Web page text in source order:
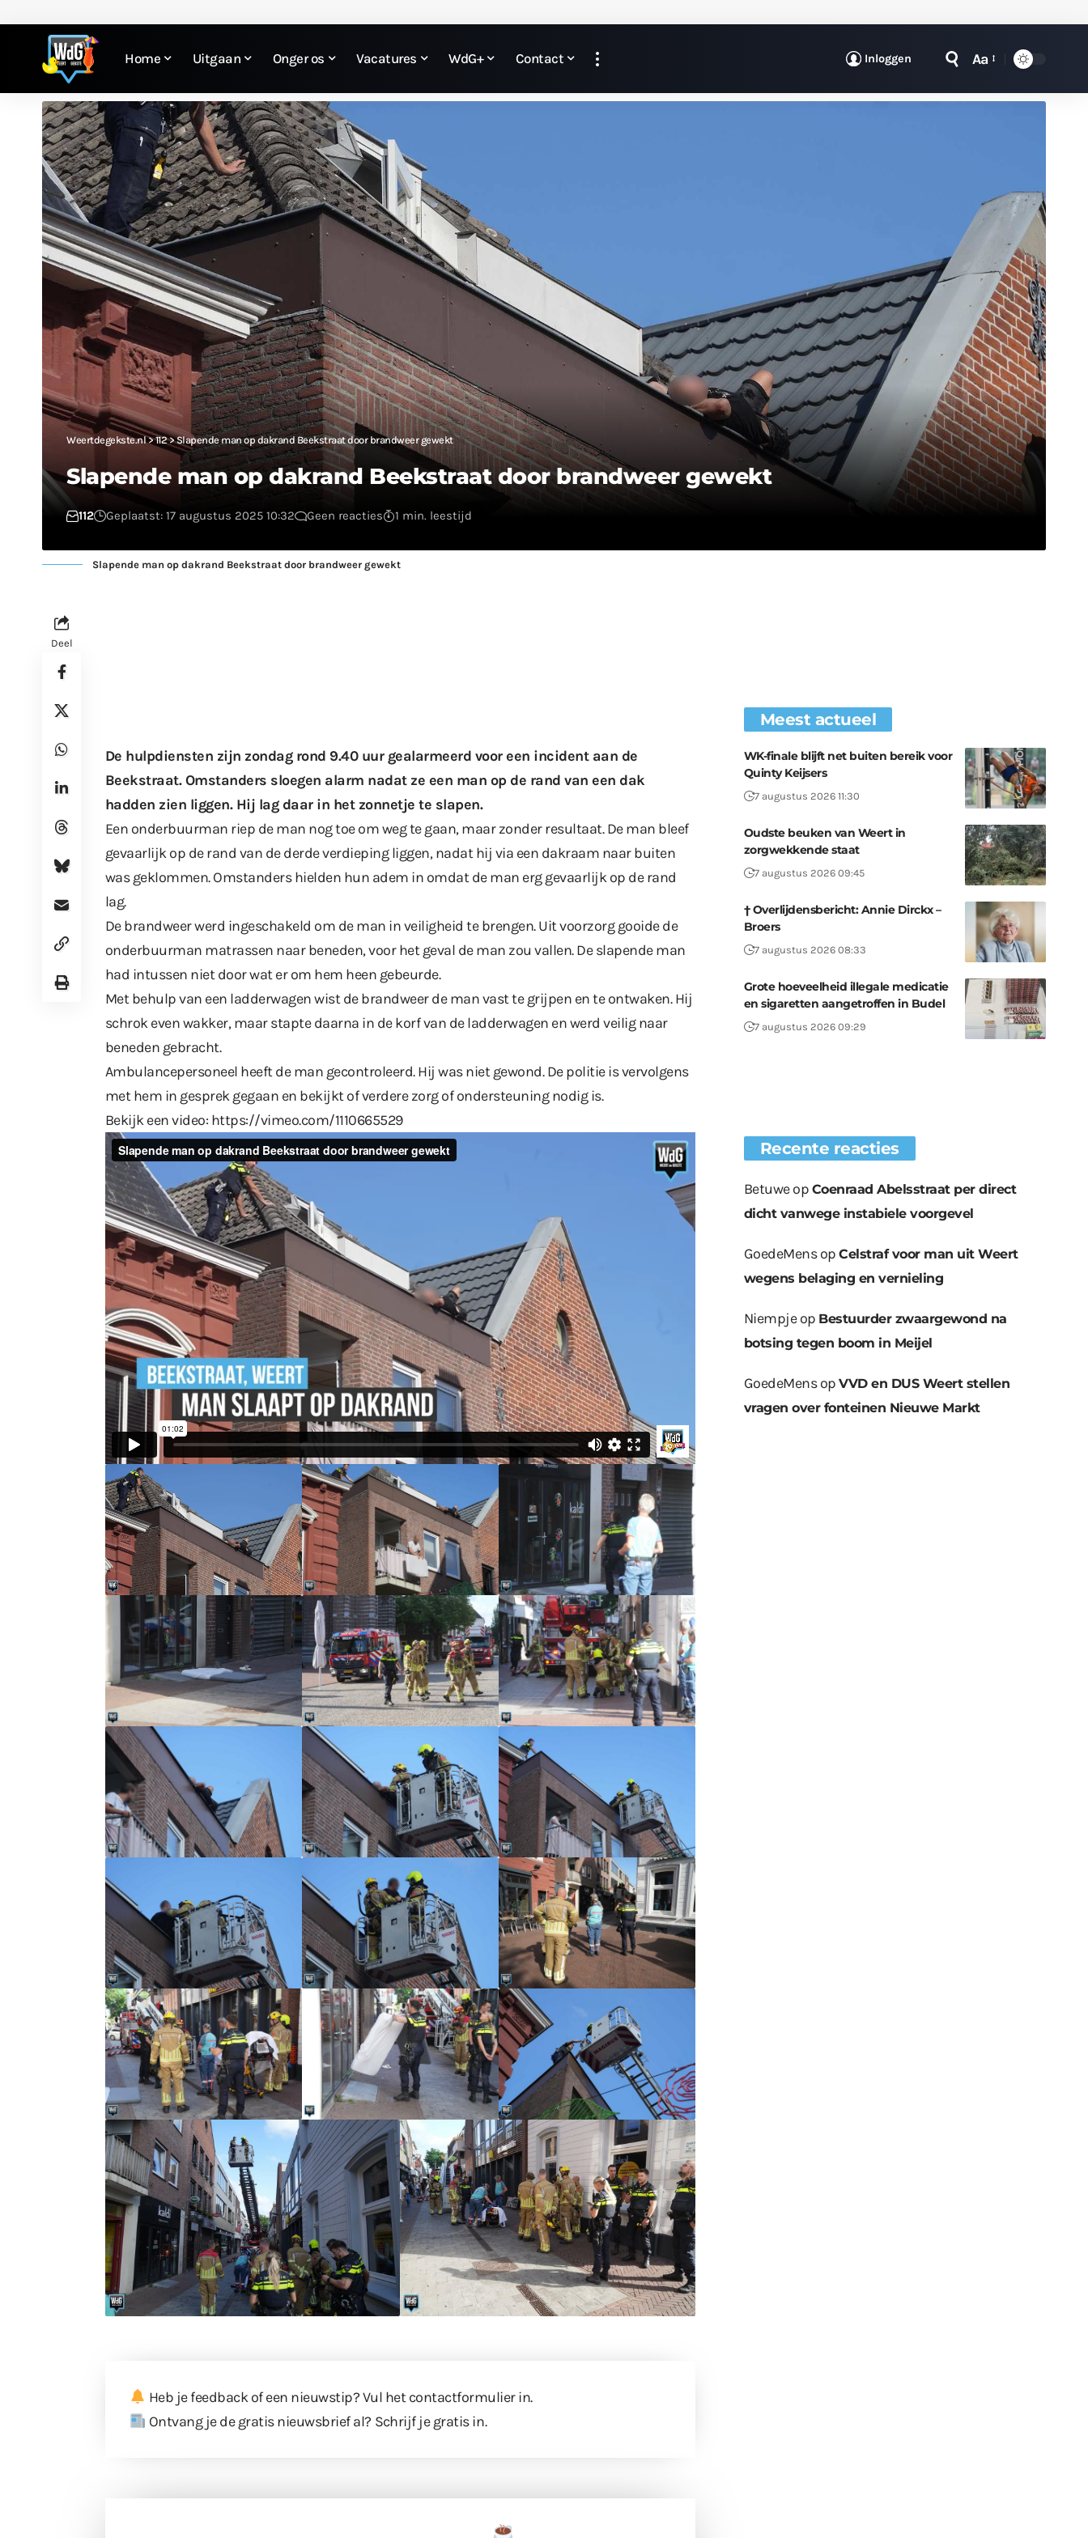
Home Uitgaan Onger os Vacatures WdG+ Contact Inloggen Aa
Weertdegekste.nl>112>Slapende man op dakrand Beekstraat door brandweer gewekt
Slapende man op dakrand Beekstraat door brandweer gewekt
112 Geplaatst: 17 augustus 2025 10:32 Geen reacties 1 min. leestijd
Slapende man op dakrand Beekstraat door brandweer gewekt
Deel
De hulpdiensten zijn zondag rond 9.40 uur gealarmeerd voor een incident aan de
Beekstraat. Omstanders sloegen alarm nadat ze een man op de rand van een dak
hadden zien liggen. Hij lag daar in het zonnetje te slapen.
Een onderbuurman riep de man nog toe om weg te gaan, maar zonder resultaat. De man bleef
gevaarlijk op de rand van de derde verdieping liggen, nadat hij via een dakraam naar buiten
was geklommen. Omstanders hielden hun adem in omdat de man erg gevaarlijk op de rand
lag.
De brandweer werd ingeschakeld om de man in veiligheid te brengen. Uit voorzorg gooide de
onderbuurman matrassen naar beneden, voor het geval de man zou vallen. De slapende man
had intussen niet door wat er om hem heen gebeurde.
Met behulp van een ladderwagen wist de brandweer de man vast te grijpen en te ontwaken. Hij
schrok even wakker, maar stapte daarna in de korf van de ladderwagen en werd veilig naar
beneden gebracht.
Ambulancepersoneel heeft de man gecontroleerd. Hij was niet gewond. De politie is vervolgens
met hem in gesprek gegaan en bekijkt of verdere zorg of ondersteuning nodig is.
Bekijk een video: https://vimeo.com/1110665529
Heb je feedback of een nieuwstip? Vul het contactformulierin.
Ontvang je de gratis nieuwsbrief al? Schrijf je gratis in.
Meest actueel
WK-finale blijft net buiten bereik voor
Quinty Keijsers
7 augustus 2026 11:30
Oudste beuken van Weert in
zorgwekkende staat
7 augustus 2026 09:45
† Overlijdensbericht: Annie Dirckx –
Broers
7 augustus 2026 08:33
Grote hoeveelheid illegale medicatie
en sigaretten aangetroffen in Budel
7 augustus 2026 09:29
Recente reacties
Betuweop Coenraad Abelsstraat per direct
dicht vanwege instabiele voorgevel
GoedeMensopCelstraf voor man uit Weert
wegens belaging en vernieling
Niempjeop Bestuurder zwaargewond na
botsing tegen boom in Meijel
GoedeMensopVVD en DUS Weert stellen
vragen over fonteinen Nieuwe Markt